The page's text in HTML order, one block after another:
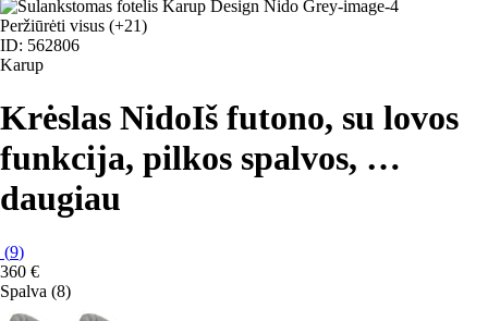
Peržiūrėti visus (+21)
ID: 562806
Karup
Krėslas NidoIš futono, su lovos
funkcija, pilkos spalvos, …
daugiau
(9)
360 €
Spalva (8)